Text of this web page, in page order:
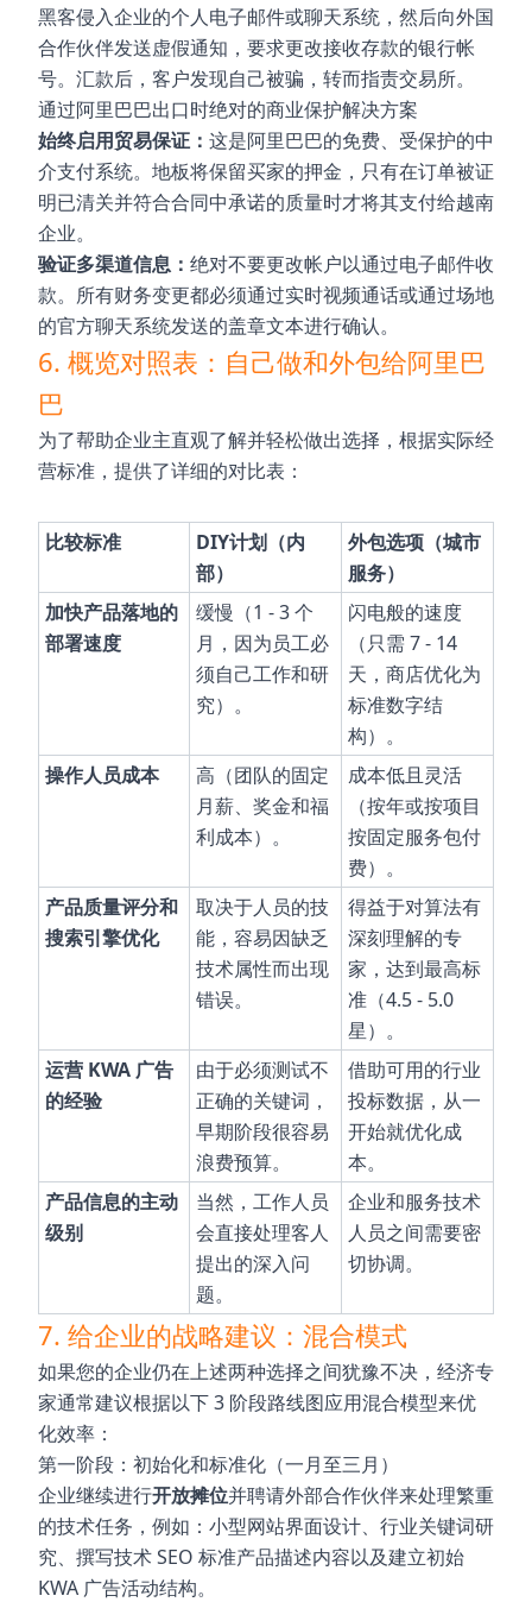
黑客侵入企业的个人电子邮件或聊天系统，然后向外国
合作伙伴发送虚假通知，要求更改接收存款的银行帐
号。汇款后，客户发现自己被骗，转而指责交易所。
通过阿里巴巴出口时绝对的商业保护解决方案
始终启用贸易保证： 这是阿里巴巴的免费、受保护的中
介支付系统。地板将保留买家的押金，只有在订单被证
明已清关并符合合同中承诺的质量时才将其支付给越南
企业。
验证多渠道信息： 绝对不要更改帐户以通过电子邮件收
款。所有财务变更都必须通过实时视频通话或通过场地
的官方聊天系统发送的盖章文本进行确认。
6. 概览对照表：自己做和外包给阿里巴
巴
为了帮助企业主直观了解并轻松做出选择，根据实际经
营标准，提供了详细的对比表：
比较标准
DIY计划（内
部）
外包选项（城市
服务）
加快产品落地的
部署速度
缓慢（1 - 3 个
月，因为员工必
须自己工作和研
究）。
闪电般的速度
（只需 7 - 14
天，商店优化为
标准数字结
构）。
操作人员成本
高（团队的固定
月薪、奖金和福
利成本）。
成本低且灵活
（按年或按项目
按固定服务包付
费）。
产品质量评分和
搜索引擎优化
取决于人员的技
能，容易因缺乏
技术属性而出现
错误。
得益于对算法有
深刻理解的专
家，达到最高标
准（4.5 - 5.0
星）。
运营 KWA 广告
的经验
由于必须测试不
正确的关键词，
早期阶段很容易
浪费预算。
借助可用的行业
投标数据，从一
开始就优化成
本。
产品信息的主动
级别
当然，工作人员
会直接处理客人
提出的深入问
题。
企业和服务技术
人员之间需要密
切协调。
7. 给企业的战略建议：混合模式
如果您的企业仍在上述两种选择之间犹豫不决，经济专
家通常建议根据以下 3 阶段路线图应用混合模型来优
化效率：
第一阶段：初始化和标准化（一月至三月）
企业继续进行开放摊位并聘请外部合作伙伴来处理繁重
的技术任务，例如：小型网站界面设计、行业关键词研
究、撰写技术 SEO 标准产品描述内容以及建立初始
KWA 广告活动结构。